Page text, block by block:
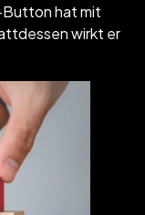
Button hat mit
wirkt er